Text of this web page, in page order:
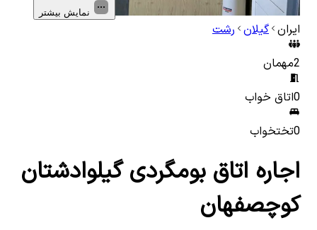
نمایش بیشتر
ایران گیلان رشت
2مهمان
0اتاق خواب
0تختخواب
اجاره اتاق بومگردی گیلوادشتان
کوچصفهان